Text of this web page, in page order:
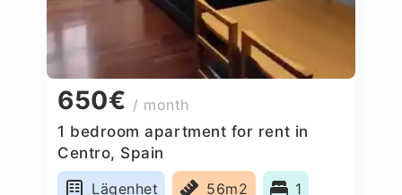
650€ / month
1 bedroom apartment for rent in
Centro, Spain
Lägenhet
56m2 1